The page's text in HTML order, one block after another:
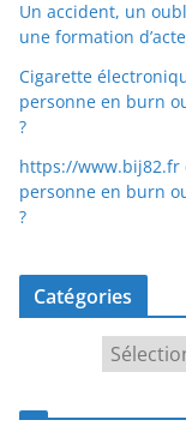
Un accident, un
une formation
Cigarette
personne en burn
?
https://www.bij82.fr
personne en burn
?
Catégories